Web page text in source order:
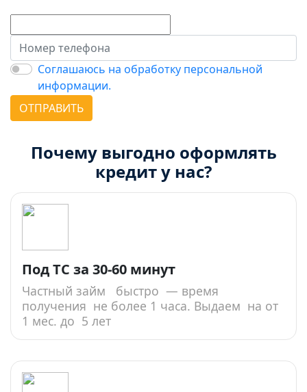
Соглашаюсь на обработку персональной
информации.
ОТПРАВИТЬ
Почему выгодно оформлять
кредит у нас?
Под ТС за 30-60 минут
Частный займ быстро — время
получения не более 1 часа. Выдаем на от
1 мес. до 5 лет